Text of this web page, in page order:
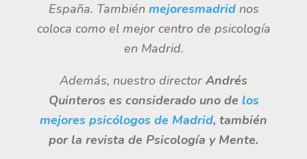
España. También mejoresmadridnos
coloca como el mejor centro de psicología
en Madrid.
Además, nuestro directorAndrés
Quinteros es considerado uno de los
mejores psicólogos de Madrid, también
por la revista de Psicología y Mente.